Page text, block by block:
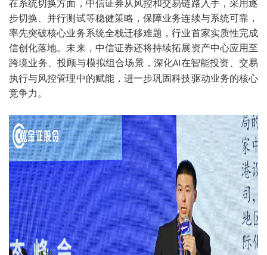
在系统切换方面，中信证券从风控和交易链路入手，采用逐
步切换、并行测试等稳健策略，保障业务连续与系统可靠，
率先突破核心业务系统全栈迁移难题，行业首家实质性完成
信创化落地。未来，中信证券还将持续拓展资产中心应用至
跨境业务、投顾与模拟组合场景，深化AI 在智能投资、交易
执行与风控管理中的赋能，进一步巩固科技驱动业务的核心
竞争力。